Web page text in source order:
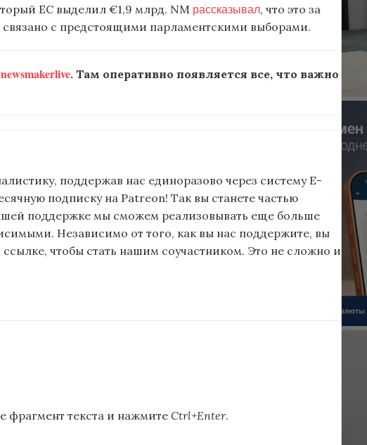
ЕС выделил €1,9 млрд. NM рассказывал, что это за
связано с предстоящими парламентскими выборами.
. Там оперативно появляется все, что важно
поддержав нас единоразово через систему E-
подписку на Patreon! Так вы станете частью
поддержке мы сможем реализовывать еще больше
Независимо от того, как вы нас поддержите, вы
чтобы стать нашим соучастником. Это не сложно и
фрагмент текста и нажмите Ctrl+Enter.